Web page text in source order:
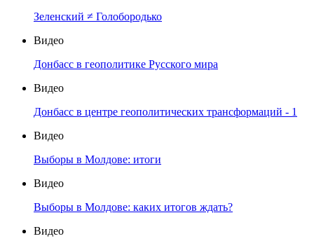
Зеленский ≠ Голобородько
Видео
Донбасс в геополитике Русского мира
Видео
Донбасс в центре геополитических трансформаций - 1
Видео
Выборы в Молдове: итоги
Видео
Выборы в Молдове: каких итогов ждать?
Видео